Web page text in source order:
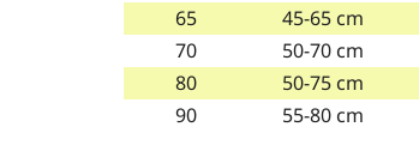
65
45-65 cm
70
50-70 cm
80
50-75 cm
90
55-80 cm